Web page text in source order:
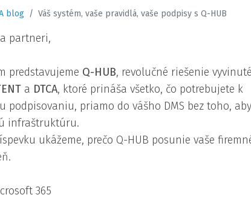
blog Váš systém, vaše pravidlá, vaše podpisy s Q-HUB
partneri,
predstavujeme Q-HUB, revolučné riešenie
a DTCA, ktoré prináša všetko, čo potrebujete k
podpisovaniu, priamo do vášho DMS bez toho,
infraštruktúru.
ukážeme, prečo Q-HUB posunie vaše
365